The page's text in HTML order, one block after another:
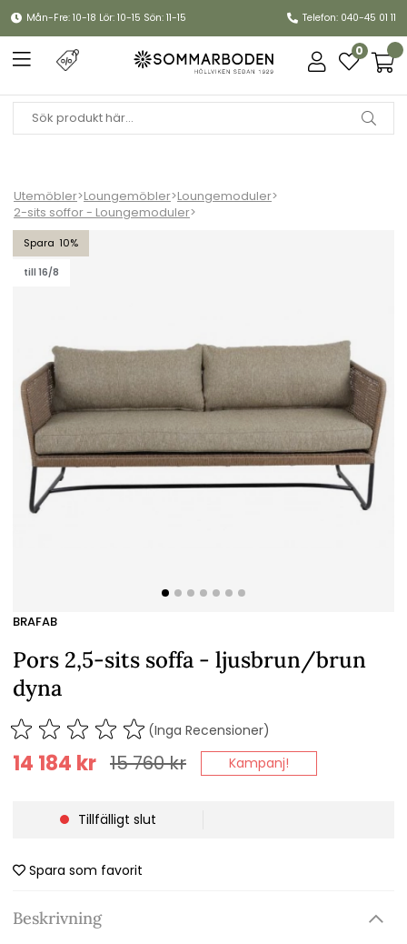
Mån-Fre: 10-18 Lör: 10-15 Sön: 11-15 Telefon: 040-45 01 11
0
Utemöbler>Loungemöbler>Loungemoduler>
2-sits soffor - Loungemoduler>
10
till 16/8
Pors 2,5-sits soffa - ljusbrun/brun dyna
BRAFAB
Pors 2,5-sits soffa - ljusbrun/brun
dyna
(Inga Recensioner)
15 760kr
14 184 kr Kampanj!
Tillfälligt slut
Spara som favorit
Beskrivning